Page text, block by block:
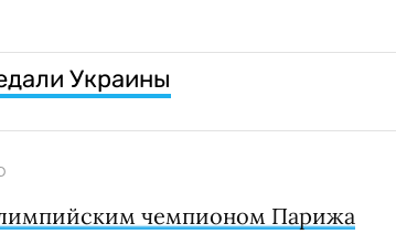
Украины
чемпионом Парижа